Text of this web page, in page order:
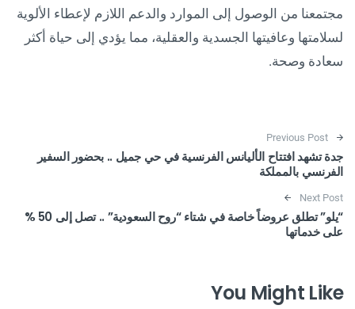
مجتمعنا من الوصول إلى الموارد والدعم اللازم لإعطاء الألوية
لسلامتها وعافيتها الجسدية والعقلية، مما يؤدي إلى حياة أكثر
سعادة وصحة.
Post navigation
Previous Post
جدة تشهد افتتاح الأليانس الفرنسية في حي جميل .. بحضور السفير
الفرنسي بالمملكة
Next Post
“يلو” تطلق عروضاً خاصة في شتاء “روح السعودية” .. تصل إلى 50 %
على خدماتها
You Might Like